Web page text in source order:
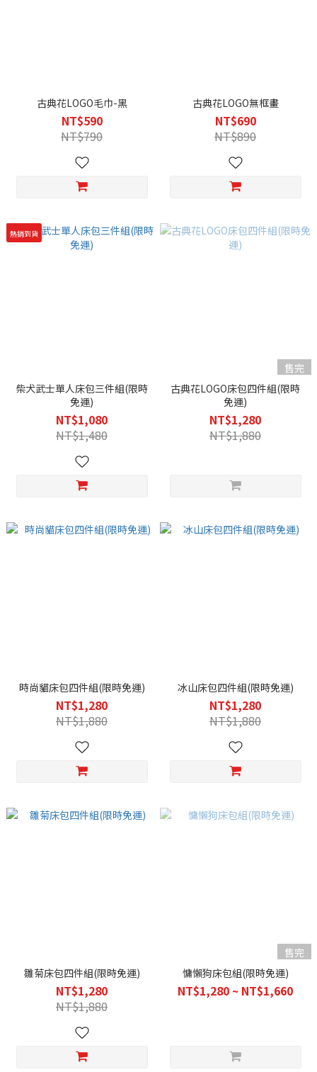
古典花LOGO毛巾-黑
NT$590
NT$790
古典花LOGO無框畫
NT$690
NT$890
熱銷到貨
柴犬武士單人床包三件組(限時
免運)
NT$1,080
NT$1,480
售完
古典花LOGO床包四件組(限時
免運)
NT$1,280
NT$1,880
時尚貓床包四件組(限時免運)
NT$1,280
NT$1,880
冰山床包四件組(限時免運)
NT$1,280
NT$1,880
雛菊床包四件組(限時免運)
NT$1,280
NT$1,880
售完
慵懶狗床包組(限時免運)
NT$1,280 ~ NT$1,660